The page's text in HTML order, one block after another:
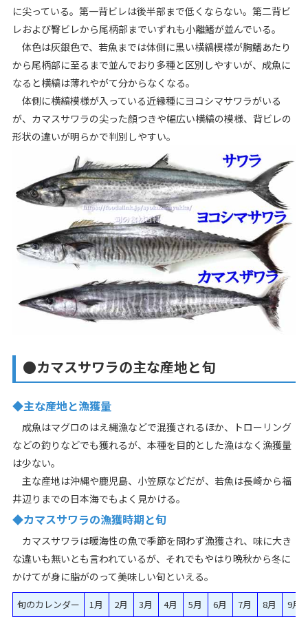
に尖っている。第一背ビレは後半部まで低くならない。第二背ビ
レおよび臀ビレから尾柄部までいずれも小離鰭が並んでいる。
体色は灰銀色で、若魚までは体側に黒い横縞模様が胸鰭あたり
から尾柄部に至るまで並んでおり多種と区別しやすいが、成魚に
なると横縞は薄れやがて分からなくなる。
体側に横縞模様が入っている近縁種にヨコシマサワラがいる
が、カマスサワラの尖った顔つきや幅広い横縞の模様、背ビレの
形状の違いが明らかで判別しやすい。
●カマスサワラの主な産地と旬
◆主な産地と漁獲量
成魚はマグロのはえ縄漁などで混獲されるほか、トローリング
などの釣りなどでも獲れるが、本種を目的とした漁はなく漁獲量
は少ない。
主な産地は沖縄や鹿児島、小笠原などだが、若魚は長崎から福
井辺りまでの日本海でもよく見かける。
◆カマスサワラの漁獲時期と旬
カマスサワラは暖海性の魚で季節を問わず漁獲され、味に大き
な違いも無いとも言われているが、それでもやはり晩秋から冬に
かけてが身に脂がのって美味しい旬といえる。
旬のカレンダー 1月 2月 3月 4月 5月 6月 7月 8月
9月